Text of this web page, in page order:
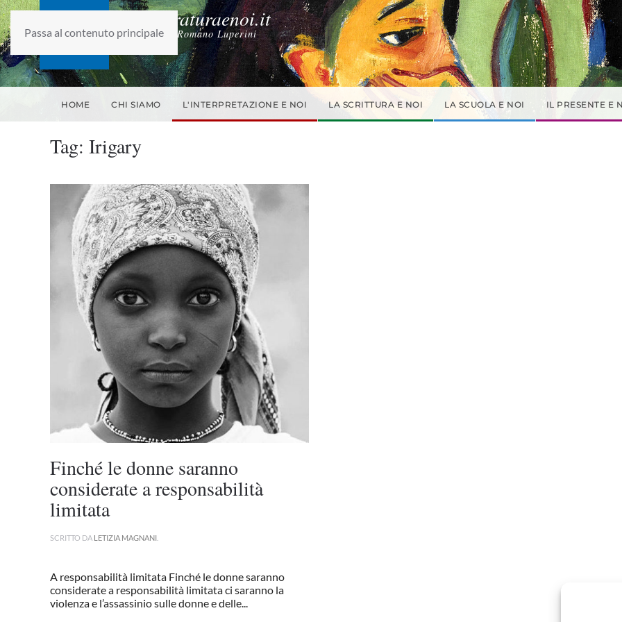
Passa al contenuto principale
laletteraturaenoi.it
fondato da Romano Luperini
HOME CHI SIAMO L'INTERPRETAZIONE E NOI LA SCRITTURA E NOI LA SCUOLA E NOI IL PRESENTE E
Tag: Irigary
Finché le donne saranno
considerate a responsabilità
limitata
SCRITTO DA LETIZIA MAGNANI
A responsabilità limitata Finché le donne saranno
considerate a responsabilità limitata ci saranno la
violenza e l’assassinio sulle donne e delle...